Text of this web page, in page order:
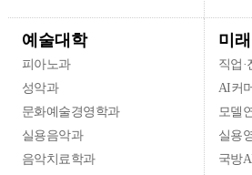
예술대학
피아노과
성악과
문화예술경영학과
실용음악과
음악치료학과
미
직업·
AI커
모델
실용
국방